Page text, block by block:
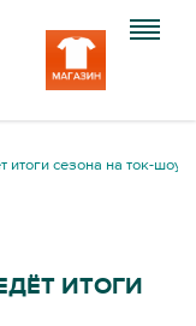
итоги сезона на ток-шоу
ИТОГИ